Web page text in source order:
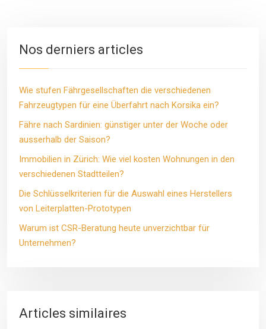
Nos derniers articles
Wie stufen Fährgesellschaften die verschiedenen
Fahrzeugtypen für eine Überfahrt nach Korsika ein?
Fähre nach Sardinien: günstiger unter der Woche oder
ausserhalb der Saison?
Immobilien in Zürich: Wie viel kosten Wohnungen in den
verschiedenen Stadtteilen?
Die Schlüsselkriterien für die Auswahl eines Herstellers
von Leiterplatten-Prototypen
Warum ist CSR-Beratung heute unverzichtbar für
Unternehmen?
Articles similaires